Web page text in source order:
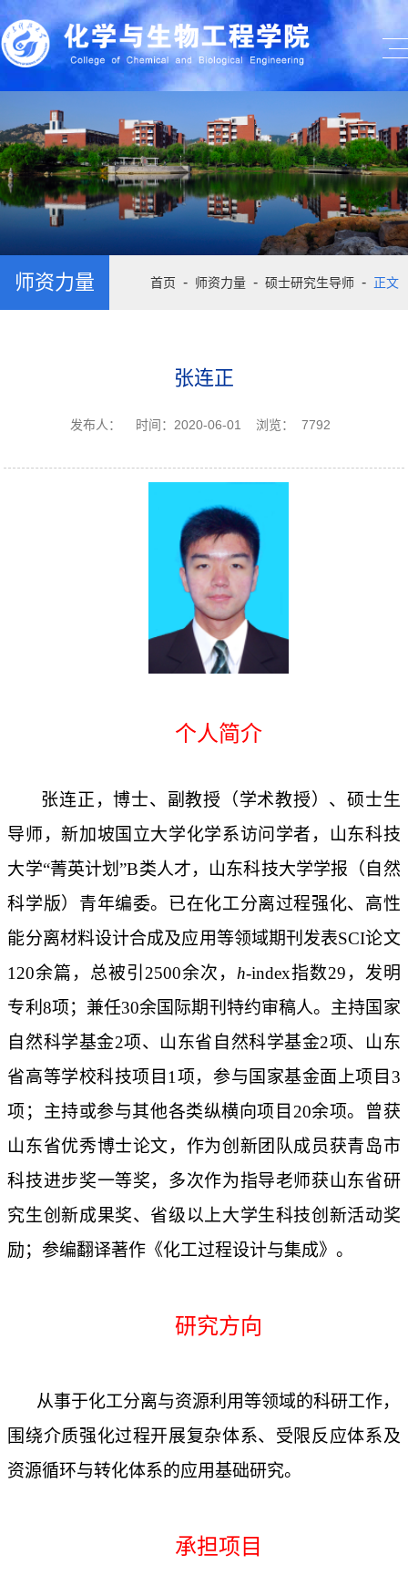
师资力量 首页 - 师资力量 - 硕士研究生导师 - 正文
张连正
发布人： 时间：2020-06-01 浏览： 7792
个人简介
张连正，博士、副教授（学术教授）、硕士生
导师，新加坡国立大学化学系访问学者，山东科技
大学“菁英计划”B类人才，山东科技大学学报（自然
科学版）青年编委。已在化工分离过程强化、高性
能分离材料设计合成及应用等领域期刊发表SCI论文
120余篇，总被引2500余次， h-index指数29 ，发明
专利 8项；兼任30余国际期刊特约审稿人。主持国家
自然科学基金2项、山东省自然科学基金2项、山东
省高等学校科技项目 1项，参与国家基金面上项目 3
项；主持或参与其他各类纵横向项目 20余项。曾获
山东省优秀博士论文，作为创新团队成员获青岛市
科技进步奖一等奖，多次作为指导老师获山东省研
究生创新成果奖、省级以上大学生科技创新活动奖
励；参编翻译著作《化工过程设计与集成》。
研究方向
从事于化工分离与资源利用等领域的科研工作，
围绕介质强化过程开展复杂体系、受限反应体系及
资源循环与转化体系的应用基础研究。
承担项目